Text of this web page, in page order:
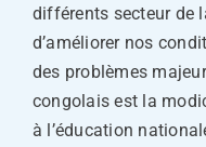
différents secteur de
d’améliorer nos
des problèmes
congolais est la
à l’éducation